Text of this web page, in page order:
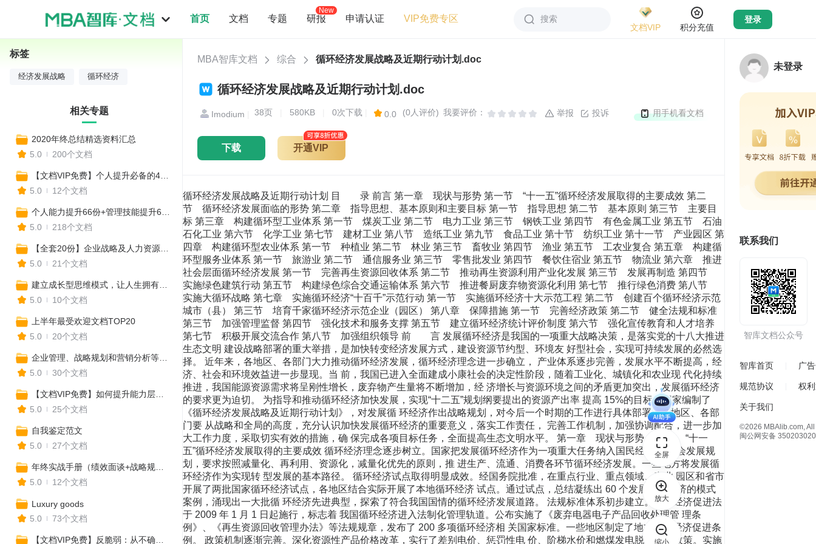
首页 文档 专题 研报
New
申请认证 VIP免费专区
搜索
文档VIP
积分充值
登录
MBA智库文档 综合 循环经济发展战略及近期行动计划.doc
循环经济发展战略及近期行动计划.doc
Imodium 38页 580KB 0次下载 0.0 (0人评价) 我要评价： 投诉
举报 用手机看文档
下载 开通VIP
循环经济发展战略及近期行动计划 目 录 前言 第一章 现状与形势 第一节 “十一五”循环经济发展取得的主要成效 第二节 循环经济发展面临的形势 第二章 指导思想、基本原则和主要目标 第一节 指导思想 第二节 基本原则 第三节 主要目标 第三章 构建循环型工业体系 第一节 煤炭工业 第二节 电力工业 第三节 钢铁工业 第四节 有色金属工业 第五节 石油石化工业 第六节 化学工业 第七节 建材工业 第八节 造纸工业 第九节 食品工业 第十节 纺织工业 第十一节 产业园区 第四章 构建循环型农业体系 第一节 种植业 第二节 林业 第三节 畜牧业 第四节 渔业 第五节 工农业复合 第五章 构建循环型服务业体系 第一节 旅游业 第二节 通信服务业 第三节 零售批发业 第四节 餐饮住宿业 第五节 物流业 第六章 推进社会层面循环经济发展 第一节 完善再生资源回收体系 第二节 推动再生资源利用产业化发展 第三节 发展再制造 第四节 实施绿色建筑行动 第五节 构建绿色综合交通运输体系 第六节 推进餐厨废弃物资源化利用 第七节 推行绿色消费 第八节 实施大循环战略 第七章 实施循环经济“十百千”示范行动 第一节 实施循环经济十大示范工程 第二节 创建百个循环经济示范城市（县） 第三节 培育千家循环经济示范企业（园区） 第八章 保障措施 第一节 完善经济政策 第二节 健全法规和标准 第三节 加强管理监督 第四节 强化技术和服务支撑 第五节 建立循环经济统计评价制度 第六节 强化宣传教育和人才培养 第七节 积极开展交流合作 第八节 加强组织领导 前 言 发展循环经济是我国的一项重大战略决策，是落实党的十八大推进生态文明 建设战略部署的重大举措，是加快转变经济发展方式，建设资源节约型、环境友 好型社会，实现可持续发展的必然选择。 近年来，各地区、各部门大力推动循环经济发展，循环经济理念进一步确立， 产业体系逐步完善，发展水平不断提高，经济、社会和环境效益进一步显现。当 前，我国已进入全面建成小康社会的决定性阶段，随着工业化、城镇化和农业现 代化持续推进，我国能源资源需求将呈刚性增长，废弃物产生量将不断增加，经 济增长与资源环境之间的矛盾更加突出，发展循环经济的要求更为迫切。 为指导和推动循环经济加快发展，实现“十二五”规划纲要提出的资源产出率 提高 15%的目标，国家编制了《循环经济发展战略及近期行动计划》，对发展循 环经济作出战略规划，对今后一个时期的工作进行具体部署。各地区、各部门要 从战略和全局的高度，充分认识加快发展循环经济的重要意义，落实工作责任， 完善工作机制，加强协调配合，进一步加大工作力度，采取切实有效的措施，确 保完成各项目标任务，全面提高生态文明水平。 第一章 现状与形势 第一节 “十一五”循环经济发展取得的主要成效 循环经济理念逐步树立。国家把发展循环经济作为一项重大任务纳入国民经 济和社会发展规划，要求按照减量化、再利用、资源化，减量化优先的原则，推 进生产、流通、消费各环节循环经济发展。一些地方将发展循环经济作为实现转 型发展的基本路径。 循环经济试点取得明显成效。经国务院批准，在重点行业、重点领域、产业 园区和省市开展了两批国家循环经济试点，各地区结合实际开展了本地循环经济 试点。通过试点，总结凝练出 60 个发展循环经济的模式案例，涌现出一大批循 环经济先进典型，探索了符合我国国情的循环经济发展道路。 法规标准体系初步建立。循环经济促进法于 2009 年 1 月 1 日起施行，标志着 我国循环经济进入法制化管理轨道。公布实施了《废弃电器电子产品回收处理管 理条例》、《再生资源回收管理办法》等法规规章，发布了 200 多项循环经济相 关国家标准。一些地区制定了地方循环经济促进条例。 政策机制逐渐完善。深化资源性产品价格改革，实行了差别电价、惩罚性电 价、阶梯水价和燃煤发电脱硫加价政策。实施成品油价格和税费改革，提高了成 品油消费税单位税额，逐步理顺成品油价格。中央财政设立了专项资金支持实施 循环经济重点项目和开展示范试点。开展资源税改革试点，制定了鼓励生产和购 买使用节能节水专用设备、小排量汽车、资源综合利用产品和劳务等的税收优惠 政策。完善了环保收费政策。出台了支持循环经济发展的投融资政策。 技术支撑不断增强。将循环经济技术列入国家中长期科技发展规划，支持了 一批关键共性技术研发。实施了一批循环经济技术产业化示范项目，推广应用了 一大批先进适用的循环经济技术。汽车零部件再制造技术已达到国际领先水平， 废旧家电和报废汽车回收拆解、废电池资源化利用、共伴生矿和尾矿资源回收利 用等一大批技术和装备取得突破。 产业体系日趋完善。产业废物综合利用已形成较大规模，产业循环链接不断 深化，再生资源回收体系逐步完善，垃圾分类回收制度逐步建立，“城市矿产”资 源利用水平得到提升，再制造产业化稳步推进，餐厨废弃物资源化利用开始起步。 “十一五”以来，通过发展循环经济，我国单位国内生产总值能耗、物耗、水 耗大幅度降低，资源循环利用产业规模不断扩大，资源产出率有所提高，初步扭 转了工业化、城镇化加快发展阶段资源消耗强度大幅上升的势头，促进了结构优 化升级和发展方式转变，为保持经济平稳较快发展提供了有力支撑，为改变“大 量生产、大量消费、大量废弃”的传统增长方式和消费模式探索出了可行路径。 表 1 “十一五”时期循环经济发展情况 指标名称 单位 2005 年 2010 年 2010 年比 2005 年 提高（%） 能源产出率 万元/吨标准煤 1 24 水资源产出率 元/立方米 59 矿产资源总回收率 % 30 35 ［5］ 共伴生矿综合利用率 % 35 40 ［5］ 工业固体废物综合利用量 亿吨 工业固体废物综合利用率 % 69 ［］ 主要再生资源回收利用总量 亿吨 主要再生有色金属产量占有色金属总产量比重 % ［］ 农业灌溉用水有效利用系数 - 工业用水重复利用率 % ［］ 秸秆综合利用率 % 注：1.能源产出率、水资源产出率按 2010 年可比价计算。 2.主要再生资源包括废金属、废纸、废塑料、报废汽车、废轮胎、废弃电器电 子产品、废玻璃、废铅酸电池等。（下同） 3.主要再生有色金属包括再生铜、再生铝、再生铅三种。（下同） 4.［ ］内为提高的百分点。（下同） 同时必须清醒地看到，我国循环经济发展规模还有待扩大、发展水平有待提 高，主要表现在：循环经济理念尚未在全社会得到普及，一些地方和企业对发展 循环经济的认识还不到位；循环经济促进法配套法规规章尚不健全，生产者责任 延伸等制度尚未全面建立；部分资源性产品价格形成机制尚未理顺，有利于循环 经济发展的产业、投资、财税、金融等政策有待完善；循环经济技术创新体系和 先进适用技术推广机制不健全，技术创新能力亟需加强；统计基础工作比较薄弱， 评价制度不健全，循环经济能力建设、服务体系、宣传教育等有待加强。这些矛 盾和问题已严重制约循环经济的发展，必须尽快加以研究解决。 第二节 循环经济发展面临的形势 资源约束强化。我国主要资源人均占有量远低于世界平均水平，加上增长方 式仍较粗放，国内资源供给难以保障经济社会发展需要，能源、重要矿产、水、 土地等资源短缺矛盾将进一步加剧，重要资源对外依存度将进一步攀升，可持续 发展面临能源资源瓶颈约束的严峻挑战。 环境污染严重。我国环境状况总体恶化的趋势尚未得到根本遏制，重点流域 水污染严重，一些地区大气污染问题突出，“垃圾围城”现象较为普遍，农业面源 污染、重金属和土壤污染问题严重，重大环境事件时有发生，给人民群众身体健 康带来危害。 应对气候变化压力加大。我国是最易受气候变化影响的国家之一，气候变化 导致农业生产不稳定性增加，局部地区干旱高温危害严重，生物多样性减少，生 态系统脆弱性增加。近年来，我国温室气体排放快速增长，人均排放量不断攀升， 减排压力不断加大。 绿色发展成为国际潮流。近年来，为应对国际金融危机和全球气候变化的挑 战，发达国家纷纷加快发展绿色产业，将其作为推进经济增长和转型的重要途径， 一些国家利用技术优势，在国际贸易中制造绿色壁垒。在新一轮经济科技的竞争 中，走绿色低碳循环的发展道路是必然的选择。 无论是从国内能源资源供给和生态环境承载能力看，还是从全球发展趋势和 温室气体排放空间看，我国都无法继续靠粗放型的增长方式推进现代化进程。当 前我国已进入全面建成小康社会的关键时期，也是发展循环经济的重要机遇期， 必须积极创造有利条件，着力解决突出矛盾和问题，加快推进循环经济发展，从 源头减少能源资源消耗和废弃物排放，实现资源高效利用和循环利用，改变“先 污染、后治理”的传统模式，推动产业升级提升和发展方式转变,促进经济社会持 续健康发展。 第二章 指导思想、基本原则和主要目标 第一节 指导思想 以邓小平理论、“三个代表”重要思想、科学发展观为指导，落实节约资源和 保护环境的基本国策，围绕提高资源产出率，遵循“减量化、再利用、资源化， 减量化优先”的原则，坚持统筹规划、重点突破、全面推进相结合，因地制宜、 示范引领、推广普及相结合，制度创新、技术创新、管理创新相结合，政府推动、 企业实施、公众参与相结合，健全激励约束机制，积极构建循环型产业体系，推 动资源再生利用产业化，推行绿色消费，形成覆盖全社会的资源循环利用体系， 加快转变经济发展方式，推进资源节约型、环境友好型社会建设，提高生态文明 水平。 第二节 基本原则 强化理念，减量优先。推动全社会树立减量化、再利用、资源化的循环经济 理念，坚持减量化优先，从源头上减少生产、流通、消费各环节能源资源消耗和 废弃物产生，大力推进再利用和资源化，促进资源永续利用。 完善机制，创新驱动。健全法规标准，完善经济政策，充分发挥市场配置资 源的基础性作用，形成有效的激励和约束机制，增强发展循环经济的内生动力。 加强制度创新、技术创新、管理创新，提升循环经济发展水平。 改造存量，优化增量。对现有各类产业园区、重点企业进行循环化改造，提 高资源产出率。产业园区、企业和项目要从规划、设计、施工、运行、管理等各 环节贯彻循环经济的要求。按照自然资源开发利用和产品生产制造产业即动脉产 业的特点，统筹对废弃物资源化利用相关产业即静脉产业进行合理布局，推动动 脉产业与静脉产业协同发展。 示范引领，全面推进。在农业、工业、服务业各产业，城市、园区、企业各 层面，生产、流通、消费各环节培育一批循环经济示范典型，全面推广循环经济 典型模式，推动循环经济形成较大规模。 因地制宜，突出特色。根据主体功能定位、区域经济特点、资源禀赋和环境 承载力等状况，科学确定各地区循环经济发展重点，合理规划布局，发挥区域优 势，突出地方特色，切实发挥循环经济促进经济转型升级的作用。 高效利用，安全循环。提高资源利用效率，推动资源由低值利用向高值利用 转变，提高再生利用产品附加值，避免资源低水平利用和“只循环不经济”。强化 监管，防止资源循环利用过程中产生二次污染，确保再生产品质量安全，实现经 济效益与环境效益、社会效益相统一。 第三节 主要目标 循环经济发展的中长期目标是：循环型生产方式广泛推行，绿色消费模式普 及推广，覆盖全社会的资源循环利用体系初步建立，资源产出率大幅提高，可持 续发展能力显著增强。到“十二五”末的目标（近期目标）是：主要资源产出率比 “十一五”末提高 15%，资源循环利用产业总产值达到 万亿元。 表 2 “十二五”时期循环经济发展主要指标 指标名称 单位 2010 年 2015 年 2015 年比 2010 年 提高（%） 主要资源产出率提高 % 15 能源产出率 万元/吨标准煤 水资源产出率 元/立方米 43 建设用地土地产出率提高 % 43 资源循环利用产业总产值 万亿元 80 矿产资源总回收率 % 35 40 [5] 共伴生矿综合利用率 % 40 45 [5] 工业固体废物综合利用量 亿吨 工业固体废物综合利用率 % 69 72 [3] 主要再生资源回收利用总量 亿吨 主要再生资源回收率 % 65 70 [5] 主要再生有色金属产量占有色金属总产量比重 % 30 [] 农业灌溉水有效利用系数 - 6 工业用水重复利用率 % ＞90 [＞] 城镇污水处理设施再生水利用率 % <10 ＞15 [＞5] 城市生活垃圾资源化利用比例 % 30 秸秆综合利用率 % 80 [] 综合利用发电装机容量 万千瓦 2600 7600 注：1.主要资源产出率的资源核算品种包括：3 种能源资源（煤炭、石油、天然 气），9 种矿产资源（铁矿、铜矿、铝土矿、铅矿、锌矿、镍矿，石灰石、磷矿、 硫铁矿），木材和工业用粮。 2.主要资源产出率、能源产出率、水资源产出率、资源循环利用产业总产值按 2010 年可比价计算。 3.综合利用发电指煤矸石、煤泥、油母页岩等低热值燃料发电。 第三章 构建循环型工业体系 在工业领域全面推行循环型生产方式，实施清洁生产，促进源头减量；推进 企业间、行业间、产业间共生耦合，形成循环链接的产业体系；鼓励产业集聚发 展，实施园区循环化改造，实现能源梯级利用、水资源循环利用、废物交换利用、 土地节约集约利用，促进企业循环式生产、园区循环式发展、产业循环式组合， 构建循环型工业体系。到 2015 年，单位工业增加值能耗、用水量分别比 2010 年 降低 21%、30%，工业固体废物综合利用率达到 72%，50%以上的国家级园区和 30%以上的省级园区实施了循环化改造。 第一节 煤炭工业 推动煤矿绿色开采。根据资源赋存条件选择先进高效的开采技术，推广矸石 充填、以矸换煤等即采即填技术工艺，鼓励采用保水开采、煤与瓦斯共采等开采 方式，提高煤炭资源回采率。 推进煤系共伴生资源综合开发利用。加强煤系高岭土（岩）、油母页岩、硅 藻土、石墨、膨润土、耐火土等共伴生矿综合利用，提高产品附加值。鼓励煤层 气发电或将煤层气作为矿区、城市的生产生活用气。推动矿井水用于矿区补充水 源和周边地区生产、生活和生态用水。 实施系统节能降耗。鼓励煤矿和选煤厂开展系统节能，淘汰老旧设备和选煤 工艺，加强工序能耗管理，加大风机、水泵及选煤厂技术改造，加强洗煤废水循 环利用，减少电耗、水耗和介质消耗。加大煤泥脱水技术的攻关力度，提高煤泥 利用率。 推进矿区生态环境保护。鼓励利用矿区矸石对采空区进行填充，对沉陷区进 行立体生态整治，利用矸石、灰渣等进行土地复垦，发展生态农业和旅游业等适 宜产业。鼓励复垦土地的再利用。 构建煤基循环经济产业链。推进煤矸石、洗中煤、煤泥发电以及煤矸石制砖 和生产水泥，构建煤—电—建材产业链。推进煤制烯烃、煤制乙二醇、煤制合成 氨等已纳入国家相关规划的示范项目建设，构建煤—焦—化等煤基多联产产业链。 到 2015 年，原煤入洗率达到 60%以上，煤矸石综合利用率达到 75%，煤层气 （瓦斯）抽采利用率达到 60%，煤层气发电装机容量超过 285 万千瓦，低热值煤 炭资源综合利用发电装机容量达到 7600 万千瓦，矿井水综合利用率达到 75%， 土地复垦率达到 60%。 第二节 电力工业 加强节能降耗。调整优化电源结构，淘汰落后小火电机组，提高火电机组技 术装备水平。加大锅炉、风机、水泵等设备节能改造，推广等离子无油点火等节 能技术，降低厂用电率。鼓励发展热电联产和热电冷三联供，严格实行“以热定 电”。加快智能电网建设和电网节能技术改造，提高电网传输效率，有效降低线 损。在有条件的地方鼓励将中水、海水等非常规水源作为冷却水。 推进粉煤灰、脱硫石膏综合利用。鼓励利用粉煤灰生产建材产品，推广粉煤 灰在市政建设、筑路等工程中的应用，有序推进在高铝粉煤灰中提取氧化铝，支 持粉煤灰经超细化加工作为造纸、橡胶等的填充材料。鼓励利用脱硫石膏生产纸 面石膏板、高档装饰建材及改良盐碱土壤等。 支持可再生能源发电和资源综合利用电厂建设。加强准入监管，优先支持风 能、太阳能、生物质能等可再生能源发电以及符合条件的煤层气、煤矸石、余热 余压、垃圾等综合利用电厂并网发电。强化电力调度交易监管，推行节能发电调 度，提高可再生能源和综合利用电厂发电量比例，促进区域间电力交易，减少“窝 电”。推广分布式能源。 构建发电与相关产业的循环经济链。构建发电—粉煤灰—建材、筑路、建筑 工程，发电—高铝粉煤灰—氧化铝，发电—脱硫石膏—建材及装饰材料，发电— 余热—海水淡化—浓海水制盐—盐化工，煤矸石、垃圾、污泥—发电—灰渣—建 材等产业链。 到 2015 年，火电平均供电煤耗降到 325 克标准煤/千瓦时，粉煤灰综合利用率 达到 70%，脱硫石膏综合利用率达到 80%，生物质发电装机容量达到 1300 万千 瓦。 第三节 钢铁工业 推进铁矿石资源综合开发利用。加强低品位矿产及难分选矿产综合利用。推 动高磷铁矿、高硫铁矿中磷、硫等伴生元素的提取利用。推进铁尾矿伴生金属的 高效提取利用、富铁老尾矿低成本再选和低铁富硅尾矿高值整体利用。鼓励利用 尾矿砂生产建材、进行井下充填和开展生态环境治理等。 强化节能降耗。加快淘汰落后高炉、转炉等。推广连铸坯热送热装和直接轧 制技术。优化烧结、球团生产工艺，提高精料水平。优化高炉炉料结构。推广干 熄焦、干法除尘、烧结余热回收、干式压差发电（TRT）、高效喷煤、蓄热式燃 烧、全燃煤气发电等技术。推动建立企业能源管理中心。 推动余热余压、固体废物和废水资源化利用。大力推广焦炉、高炉、转炉副 产煤气回收利用和各工序余热余压发电，鼓励燃气蒸汽联合循环发电。鼓励转炉 渣、含铁尘泥、氧化铁皮回炉烧结，利用高炉渣、转炉渣生产水泥等建材产品。 推动利用焦油、焦炉煤气、粗苯等焦化副产品生产化工产品。鼓励建立企业内部 水循环系统，对废水进行分质串级循环利用。 鼓励钢铁生产系统与社会生活系统循环链接。在有条件的地区，鼓励钢铁企 业利用余热资源为城市供暖供热，利用再生水、矿井水、海水淡化水等非常规水 补充新水。大力推动钢铁企业消纳铬渣、废塑料等废弃物。建立废钢回收体系， 支持钢铁企业建设废钢加工配送基地。 构建钢铁行业循环经济产业链。构建焦化、冶炼—副产煤气、余热余压—发 电，冶炼—废渣—建材，冶炼—含铁尘泥—烧结，炼焦—焦油、煤气—化工产品， 冶炼—钢铁产品—废钢铁—电炉炼钢等产业链。 到 2015 年，吨钢综合能耗降到 580 千克标准煤，吨钢耗新水量降到 4 立方米， 废钢回收利用量达到 亿吨，冶炼废渣综合利用率达到 97%，重点钢铁企业焦 炉干熄焦普及率达到 95%以上。 第四节 有色金属工业 推进共伴生矿和尾矿综合开发利用。加强对低品位矿、共伴生矿、难选冶矿、 尾矿等的综合利用。大力推进铜、钴、镍尾矿多元素与铅、锌、银多元素伴生矿 的综合利用，推进低品位铝土矿浮选脱硅工艺技术优化，加快铝土矿高效选矿药 剂开发，推进黄金尾矿硫化物深度分选及有价组分提取。加快开发和推广铜、镍、 铅、锌、铝等矿产加压浸出、生物冶金等技术、工艺及设备。加强稀贵金属矿产 资源和复杂难处理贵金属共生矿综合开发利用。 强化节能降耗。淘汰落后冶炼、加工等产能，大力推广先进适用技术和装备， 优化生产工艺流程，强化节能管理。重点推广新型阴极结构铝电解槽、低温高效 铝电解等先进节能工艺技术。推进氧气底吹熔炼技术、闪速技术等广泛应用。加 快短流程连续炼铅、液态铅渣直接还原炼铅等技术开发和推广应用。鼓励热送热 装、直接铸造。 推动冶炼废渣、废气、废液和余热资源化利用。推进从冶炼废渣中提取有价 组分，从赤泥中提取回收铁、贵金属、碱等，从铜冶炼渣、阳极泥中提取稀贵金 属，从铅锌冶炼废渣中提取镉、锗、铁等，从黄金矿渣和氰化尾渣中提取铜、银、 铅等。推动冶炼废液的综合利用，从氧化铝母液回收镓、钪等，从电解液回收镍 等。推动从冶炼废气中回收铅、锌、铜、锑、铋和硫、磷等。加强余热利用和冶 炼废水循环利用。 推进废有色金属再生利用。淘汰再生金属落后产能，抑制低水平重复建设。 推进再生铜、再生铝等再生金属高值利用，提高在有色金属产量中的比重。支持 从废铅酸蓄电池提取废酸和铅等，从废镀锌钢板提取锌，从废感光材料提取银， 从废催化剂提取铂族元素和稀土材料等，从废弃电子产品提取贵金属。支持利用 境外可用作原料的废有色金属资源。 构建有色金属行业循环经济产业链。构建采选—尾矿—有价组分—冶炼—有 色金属，冶炼—废渣—有色金属，冶炼—炉渣—建材，冶炼—尾气—磷、硫—化 工产品，冶炼—余热—发电，冶炼—有色金属—再生金属—冶炼等产业链。 到 2015 年，铜冶炼综合能耗降到 300 千克标准煤/吨，铝锭综合交流电耗降 到 13300 千瓦时/吨，赤泥综合利用率达到 20%，工业用水循环利用率达到 87%， 主要再生有色金属产量达到 1200 万吨。 第五节 石油石化工业 加强油气资源综合开发利用。推广高效油气分离、原油稳定和伴生气处理、 高效真空加热等技术，加强对非常规油气资源的开采回收，鼓励有条件的地区运 用二氧化碳驱油技术，提高油气采收率。加强油田伴生气、酸性气体等回收利用， 推动油砂、油页岩利用产业化发展，加强高含硫化氢天然气中硫磺的综合利用。 大力推动天然气分布式能源和大型液化天然气（LNG）接收站的冷能利用，提高 天然气利用效率。 加强节能降耗。原油开采环节全面实施抽油机、驱动电机节能改造，推广不 加热集油技术和油田采出水余热回收利用技术。加快淘汰落后工艺设备。鼓励采 用先进的节能环保技术和装备，重点推广优化换热流程、提高冷凝液回收率、优 化中段回流取热比例、降低汽化率、增加塔顶循环回流换热等节能技术。 推动废渣、废气、废水资源化利用。鼓励从石油炼制废催化剂中提取钴、铑、 钯等稀贵金属。加强炼制各环节余热余压的
标签
经济发展战略 循环经济
相关专题
2020年终总结精选资料汇总
5.0
200个文档
5.0
12个文档
5.0
218个文档
5.0
21个文档
5.0
10个文档
上半年最受欢迎文档TOP20
5.0
20个文档
5.0
30个文档
5.0
25个文档
自我鉴定范文
5.0
27个文档
5.0
12个文档
Luxury goods
5.0
73个文档
未登录
联系我们
智库文档公众号
智库首页 广
规范协议 权
关于我们
©2026 MBAlib.com,
闽公网安备
全屏
放大
缩小